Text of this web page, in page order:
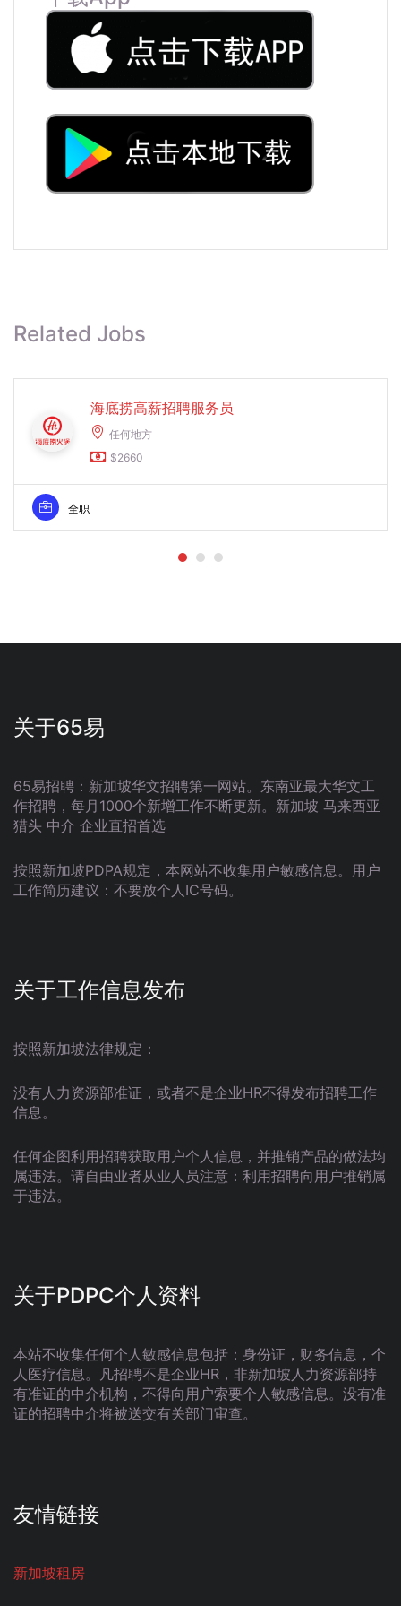
Related Jobs
海底捞高薪招聘服务员
任何地方
$2660
全职
关于65易
65易招聘：新加坡华文招聘第一网站。东南亚最大华文工
作招聘，每月1000个新增工作不断更新。新加坡 马来西亚
猎头 中介 企业直招首选
按照新加坡PDPA规定，本网站不收集用户敏感信息。用户
工作简历建议：不要放个人IC号码。
关于工作信息发布
按照新加坡法律规定：
没有人力资源部准证，或者不是企业HR不得发布招聘工作
信息。
任何企图利用招聘获取用户个人信息，并推销产品的做法均
属违法。请自由业者从业人员注意：利用招聘向用户推销属
于违法。
关于PDPC个人资料
本站不收集任何个人敏感信息包括：身份证，财务信息，个
人医疗信息。凡招聘不是企业HR，非新加坡人力资源部持
有准证的中介机构，不得向用户索要个人敏感信息。没有准
证的招聘中介将被送交有关部门审查。
友情链接
新加坡租房